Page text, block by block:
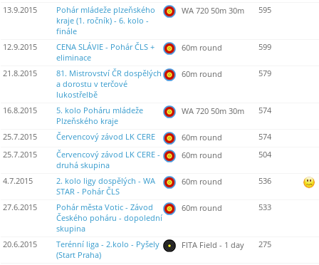
13.9.2015
Pohár mládeže plzeňského
kraje (1. ročník) - 6. kolo -
finále
WA 720 50m 30m 595
12.9.2015
CENA SLÁVIE - Pohár ČLS +
eliminace
60m round 599
21.8.2015
81. Mistrovství ČR dospělých
a dorostu v terčové
lukostřelbě
60m round 579
16.8.2015
5. kolo Poháru mládeže
Plzeňského kraje
WA 720 50m 30m 574
25.7.2015 Červencový závod LK CERE 60m round
574
25.7.2015
Červencový závod LK CERE -
druhá skupina
60m round 504
4.7.2015
2. kolo ligy dospělých - WA
STAR - Pohár ČLS
60m round 536
27.6.2015
Pohár města Votic - Závod
Českého poháru - dopolední
skupina
60m round 533
20.6.2015
Terénní liga - 2.kolo - Pyšely
(Start Praha)
FITA Field - 1 day 275